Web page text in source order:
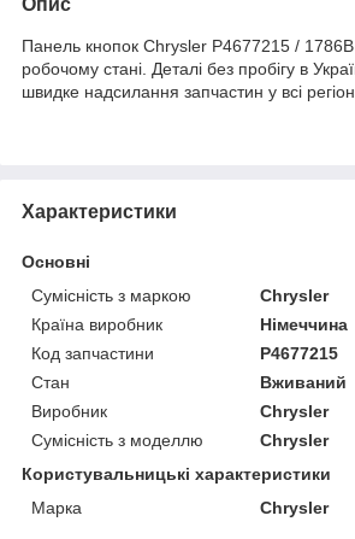
Панель кнопок Chrysler P4677215 /
робочому стані. Деталі без пробігу в
швидке надсилання запчастин у всі
Характеристики
Основні
Сумісність з маркою
Chrysler
Країна виробник
Німеччина
Код запчастини
P4677215
Стан
Вживаний
Виробник
Chrysler
Сумісність з моделлю
Chrysler
Користувальницькі характеристики
Марка
Chrysler